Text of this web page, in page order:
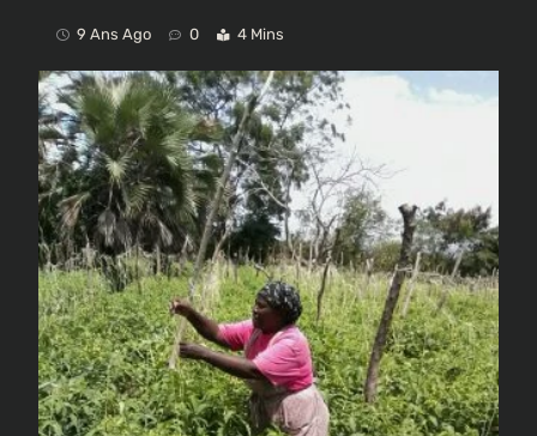
9 Ans Ago 0 4 Mins